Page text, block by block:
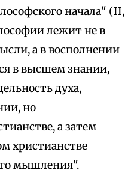
начала" (II,
лежит не в
а в восполнении
в высшем знании,
духа,
но
а затем
христианстве
мышления".